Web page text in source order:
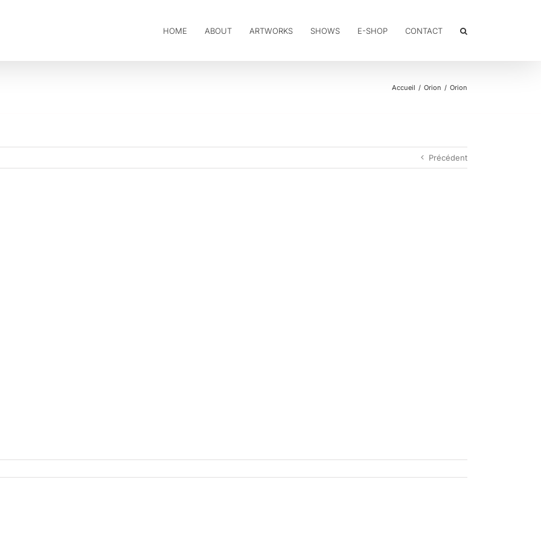
HOME ABOUT ARTWORKS SHOWS E-SHOP CONTACT
Accueil Orion Orion
Précédent